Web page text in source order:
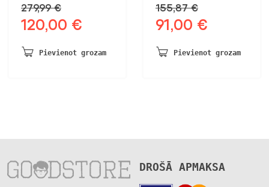
279,99€
Sākotnējā
bija:
120,00 €
ir:
Pievienot grozam
155,87€
Sākotnējā
bija:
91,00 €
ir:
Pievienot grozam
DROŠĀ APMAKSA